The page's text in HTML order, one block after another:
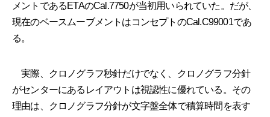
メントであるETAのCal.7750が当初用いられていた。だが、
現在のベースムーブメントはコンセプトのCal.C99001であ
る。
実際、クロノグラフ秒針だけでなく、クロノグラフ分針
がセンターにあるレイアウトは視認性に優れている。その
理由は、クロノグラフ分針が文字盤全体で積算時間を表す